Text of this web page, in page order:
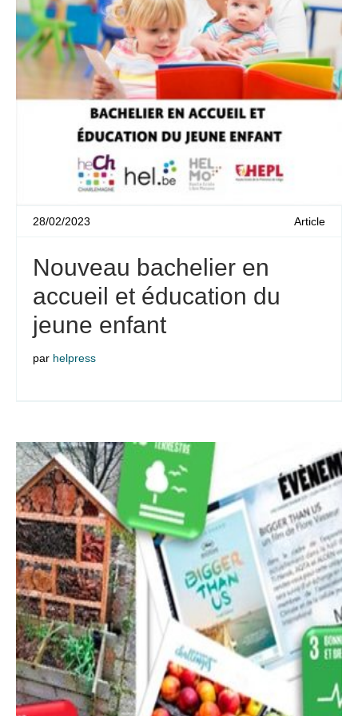
28/02/2023 Article
Nouveau bachelier en
accueil et éducation du
jeune enfant
par helpress